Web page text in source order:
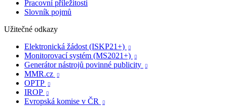
Pracovní příležitosti
Slovník pojmů
Užitečné odkazy
Elektronická žádost (ISKP21+)

Monitorovací systém (MS2021+) 
Generátor nástrojů povinné publicity 
MMR.cz 
OPTP 
IROP 
Evropská komise v ČR 